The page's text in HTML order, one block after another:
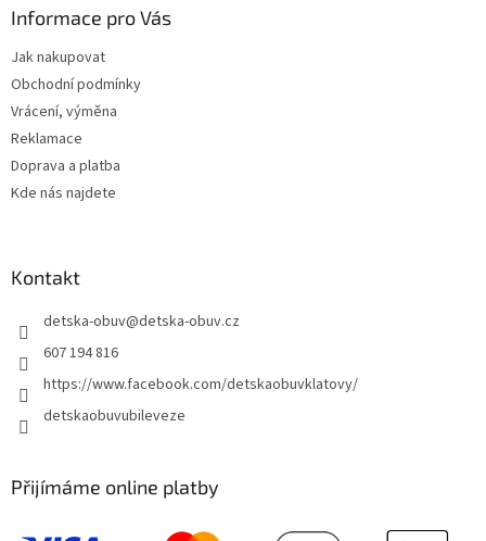
Informace pro Vás
Jak nakupovat
Obchodní podmínky
Vrácení, výměna
Reklamace
Doprava a platba
Kde nás najdete
Kontakt
detska-obuv@detska-obuv.cz
607 194 816
https://www.facebook.com/detskaobuvklatovy/
detskaobuvubileveze
Přijímáme online platby